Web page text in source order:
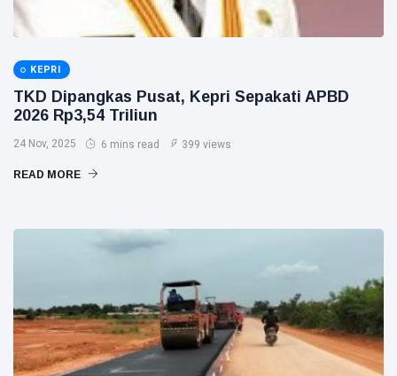
KEPRI
TKD Dipangkas Pusat, Kepri Sepakati APBD
2026 Rp3,54 Triliun
24 Nov, 2025 6 mins read 399 views
READ MORE